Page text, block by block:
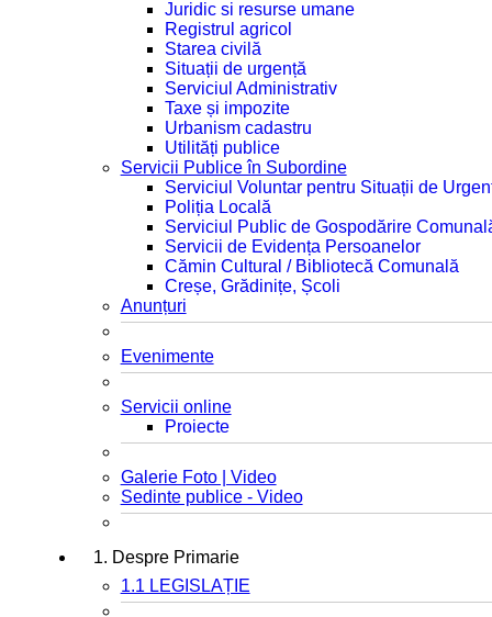
Juridic si resurse umane
Registrul agricol
Starea civilă
Situații de urgență
Serviciul Administrativ
Taxe și impozite
Urbanism cadastru
Utilități publice
Servicii Publice în Subordine
Serviciul Voluntar pentru Situații de
Poliția Locală
Serviciul Public de Gospodărire
Servicii de Evidența Persoanelor
Cămin Cultural / Bibliotecă Comunală
Creșe, Grădinițe, Școli
Anunțuri
Evenimente
Servicii online
Proiecte
Galerie Foto | Video
Sedinte publice - Video
1. Despre Primarie
1.1 LEGISLAȚIE